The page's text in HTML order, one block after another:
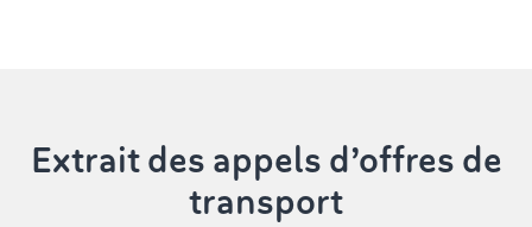
Extrait des appels d’offres de
transport